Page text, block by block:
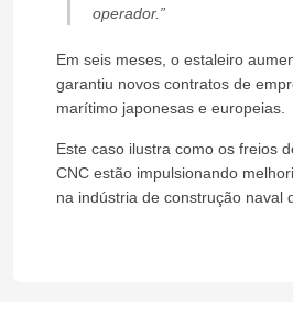
operador.”
Em seis meses, o estaleiro
garantiu novos contratos de
marítimo japonesas e europeias.
Este caso ilustra como os freios
CNC estão impulsionando
na indústria de construção naval